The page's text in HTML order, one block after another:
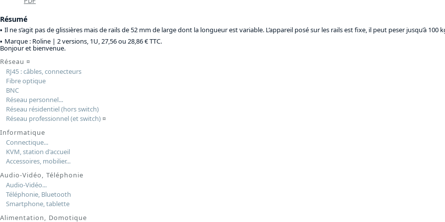
Résumé
Il ne s’agit pas de glissières mais de rails de 52 mm de large dont la longueur est variable. L’appareil posé sur les rails est fixe, il peut peser jusqu’à 100
Marque : Roline | 2 versions, 1U, 27,56 ou 28,86 € TTC.
Bonjour et bienvenue.
Réseau ¤
RJ45 : câbles, connecteurs
Fibre optique
BNC
Réseau personnel...
Réseau résidentiel (hors switch)
Réseau professionnel (et switch)¤
Informatique
Connectique...
KVM, station d'accueil
Accessoires, mobilier...
Audio-Vidéo, Téléphonie
Audio-Vidéo...
Téléphonie, Bluetooth
Smartphone, tablette
Alimentation, Domotique